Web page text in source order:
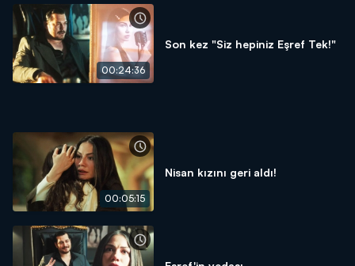
00:24:36
Son kez "Siz hepiniz Eşref Tek!"
00:05:15
Nisan kızını geri aldı!